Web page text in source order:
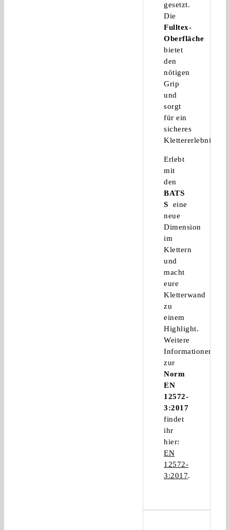
gesetzt.
Die
Fulltex-
Oberfläche
bietet
den
nötigen
Grip
und
sorgt
für ein
sicheres
Klettererlebnis.
Erlebt
mit
den
BATS
S
eine
neue
Dimension
im
Klettern
und
macht
eure
Kletterwand
zu
einem
Highlight.
Weitere
Informationen
zur
Norm
EN
12572-
3:2017
findet
ihr
hier:
EN
12572-
3:2017.